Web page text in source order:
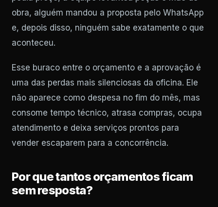
obra, alguém mandou a proposta pelo WhatsApp
e, depois disso, ninguém sabe exatamente o que
aconteceu.
Esse buraco entre o orçamento e a aprovação é
uma das perdas mais silenciosas da oficina. Ele
não aparece como despesa no fim do mês, mas
consome tempo técnico, atrasa compras, ocupa
atendimento e deixa serviços prontos para
vender escaparem para a concorrência.
Por que tantos orçamentos ficam
sem resposta?